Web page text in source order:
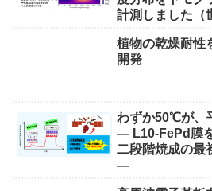
計測しました（
植物の乾燥耐性
開発
― L10-FePd膜
二段階焼成の最
―